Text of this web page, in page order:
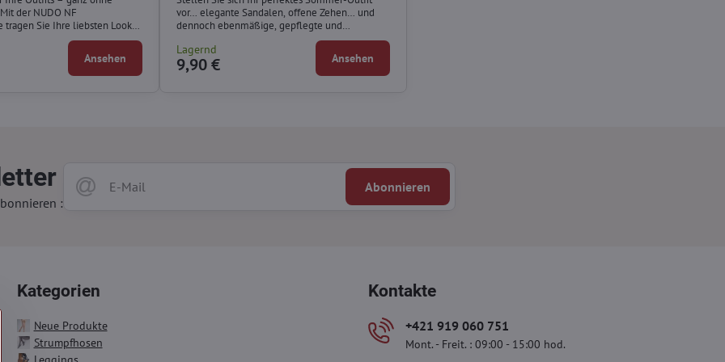
der NUDO NF
tragen Sie Ihre liebsten Looks
Schuhen oder Sandalen –
zugleich.
Ansehen
vor… elegante Sandalen, offene Zehen… und
dennoch ebenmäßige, gepflegte und
Lagernd
9,90 € Ansehen
:
Abonnieren
Kategorien
Neue Produkte
Strumpfhosen
Kontakte
+421 919 060 751
Mont. - Freit. : 09:00 - 15:00 hod.